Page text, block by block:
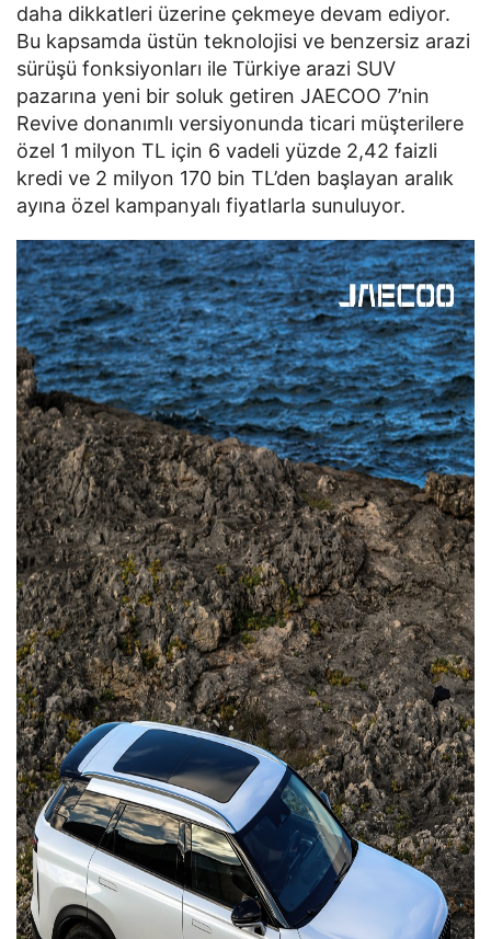
daha dikkatleri üzerine çekmeye devam ediyor.
Bu kapsamda üstün teknolojisi ve benzersiz arazi
sürüşü fonksiyonları ile Türkiye arazi SUV
pazarına yeni bir soluk getiren JAECOO 7’nin
Revive donanımlı versiyonunda ticari müşterilere
özel 1 milyon TL için 6 vadeli yüzde 2,42 faizli
kredi ve 2 milyon 170 bin TL’den başlayan aralık
ayına özel kampanyalı fiyatlarla sunuluyor.